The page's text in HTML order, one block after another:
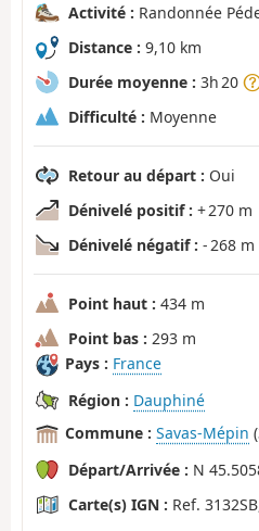
Activité : Randonnée
Distance : 9,10 km
Durée moyenne : 3h 20
Difficulté : Moyenne
Retour au départ : Oui
Dénivelé positif : + 270 m
Dénivelé négatif : - 268 m
Point haut : 434 m
Point bas : 293 m
Pays : France
Région : Dauphiné
Commune : Savas-Mépin
Départ/Arrivée : N
Carte(s) IGN : Ref.